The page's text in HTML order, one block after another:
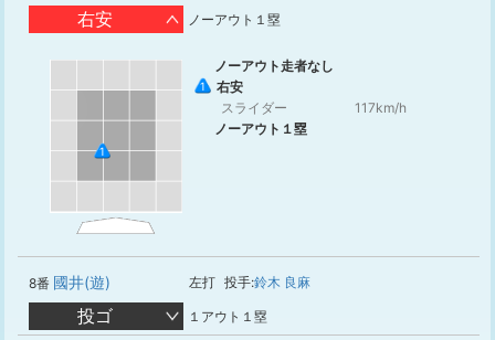
右安 ノーアウト１塁
1
ノーアウト走者なし
1
右安
スライダー
117km/h
ノーアウト１塁
8番 國井(遊) 左打 投手:鈴木 良麻
投ゴ １アウト１塁